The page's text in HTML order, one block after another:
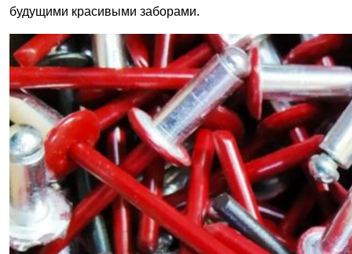
будущими красивыми заборами.